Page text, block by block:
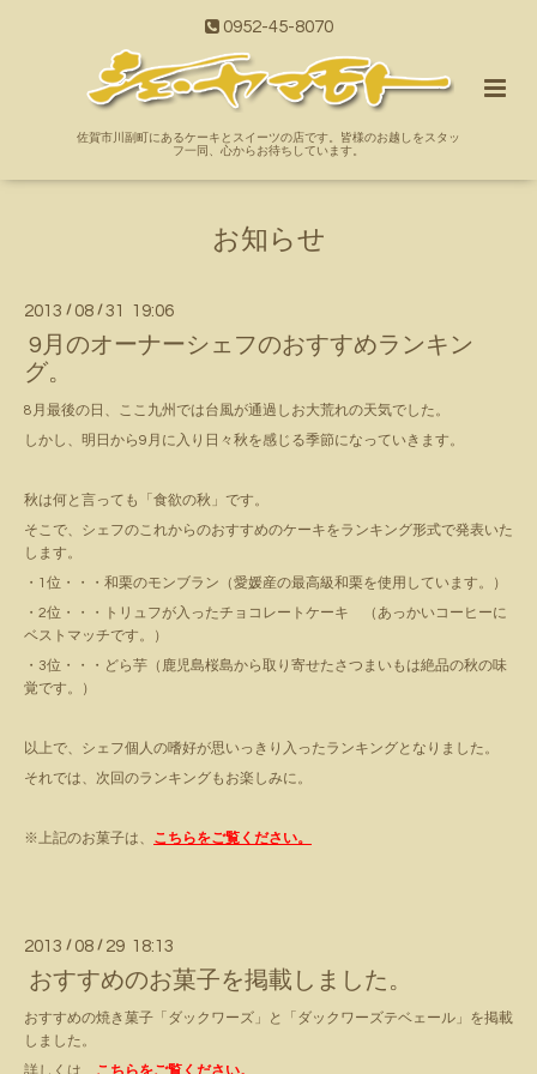
0952-45-8070
佐賀市川副町にあるケーキとスイーツの店です。皆様のお越しをスタッ
フ一同、心からお待ちしています。
お知らせ
2013 / 08 /31 19:06
9月のオーナーシェフのおすすめランキン
グ。
8月最後の日、ここ九州では台風が通過しお大荒れの天気でした。
しかし、明日から9月に入り日々秋を感じる季節になっていきます。
秋は何と言っても「食欲の秋」です。
そこで、シェフのこれからのおすすめのケーキをランキング形式で発表いた
します。
・1位・・・和栗のモンブラン（愛媛産の最高級和栗を使用しています。）
・2位・・・トリュフが入ったチョコレートケーキ （あっかいコーヒーに
ベストマッチです。）
・3位・・・どら芋（鹿児島桜島から取り寄せたさつまいもは絶品の秋の味
覚です。）
以上で、シェフ個人の嗜好が思いっきり入ったランキングとなりました。
それでは、次回のランキングもお楽しみに。
※上記のお菓子は、 こちらをご覧ください。
2013 / 08 / 29 18:13
おすすめのお菓子を掲載しました。
おすすめの焼き菓子「ダックワーズ」と「ダックワーズテベェール」を掲載
しました。